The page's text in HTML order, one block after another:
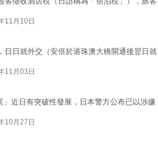
11月10日
日日就外交（安倍於港珠澳大橋開通後翌日就
11月03日
近日有突破性發展，日本警方公布已以涉嫌
10月27日